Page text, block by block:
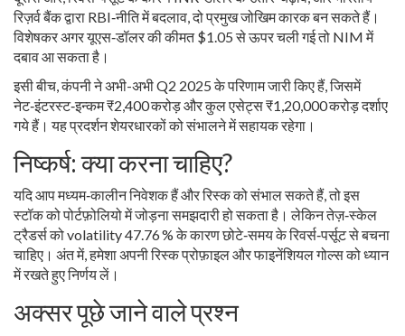
रिज़र्व बैंक द्वारा RBI‑नीति में बदलाव, दो प्रमुख जोखिम कारक बन सकते हैं।
विशेषकर अगर यूएस‑डॉलर की कीमत $1.05 से ऊपर चली गई तो NIM में
दबाव आ सकता है।
इसी बीच, कंपनी ने अभी-अभी Q2 2025 के परिणाम जारी किए हैं, जिसमें
नेट‑इंटरस्ट‑इन्कम ₹2,400 करोड़ और कुल एसेट्स ₹1,20,000 करोड़ दर्शाए
गये हैं। यह प्रदर्शन शेयरधारकों को संभालने में सहायक रहेगा।
निष्कर्ष: क्या करना चाहिए?
यदि आप मध्यम‑कालीन निवेशक हैं और रिस्क को संभाल सकते हैं, तो इस
स्टॉक को पोर्टफ़ोलियो में जोड़ना समझदारी हो सकता है। लेकिन तेज़‑स्केल
ट्रैडर्स को volatility 47.76 % के कारण छोटे‑समय के रिवर्स‑पर्सूट से बचना
चाहिए। अंत में, हमेशा अपनी रिस्क प्रोफ़ाइल और फाइनेंशियल गोल्स को ध्यान
में रखते हुए निर्णय लें।
अक्सर पूछे जाने वाले प्रश्न